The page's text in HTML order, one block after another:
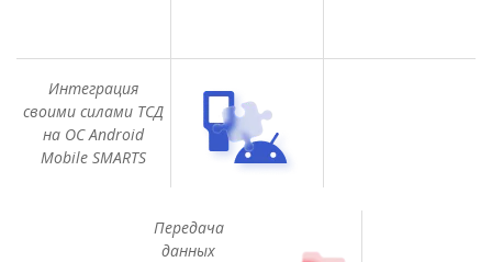
Интеграция
своими силами ТСД
на ОС Android
Mobile SMARTS
Передача
данных